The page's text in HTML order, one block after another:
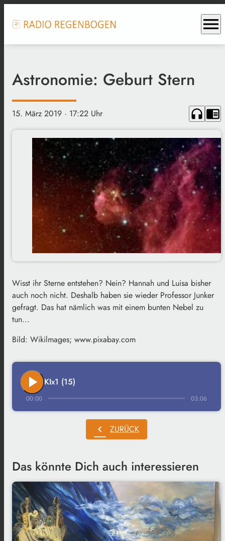
menu
Astronomie: Geburt Stern
15. März 2019 · 17:22 Uhr headphones chrome_reader_mode
Wisst ihr Sterne entstehen? Nein? Hannah und Luisa bisher
auch noch nicht. Deshalb haben sie wieder Professor Junker
gefragt. Das hat nämlich was mit einem bunten Nebel zu
tun...
Bild: Wikilmages; www.pixabay.com
play_arrow KIx1 (15)
00:00 03:06
chevron_left ZURÜCK
Das könnte Dich auch interessieren